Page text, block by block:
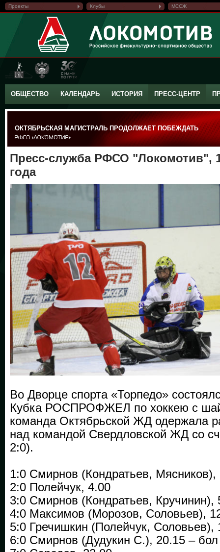
Проекты Клубы МССЖ
ОБЩЕСТВО КАЛЕНДАРЬ ИСТОРИЯ ПРЕСС-ЦЕНТР
ОКТЯБРЬСКАЯ МАГИСТРАЛЬ ПРОДОЛЖАЕТ ПОБЕЖДАТЬ
Пресс-служба РФСО "Локомотив",
года
Во Дворце спорта «Торпедо»
Кубка РОСПРОФЖЕЛ по хоккею с
команда Октябрьской ЖД одержала
над командой Свердловской ЖД со
2:0).
1:0 Смирнов (Кондратьев, Мясников),
2:0 Полейчук, 4.00
3:0 Смирнов (Кондратьев, Кручинин),
4:0 Максимов (Морозов, Соловьев),
5:0 Гречишкин (Полейчук, Соловьев),
6:0 Смирнов (Дудукин С.), 20.15 – бол